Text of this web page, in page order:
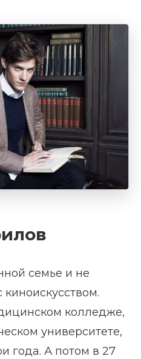
семье и не
колледже,
университете,
года. А потом в 27